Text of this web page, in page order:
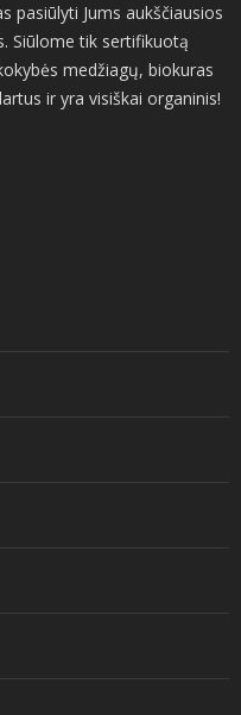
pasiūlyti Jums aukščiausios
Siūlome tik sertifikuotą
medžiagų, biokuras
ir yra visiškai organinis!